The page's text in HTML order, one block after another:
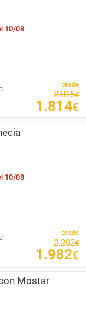
10/08
desde
2.015€
1 .814€
10/08
desde
2.202€
1 .982€
Mostar